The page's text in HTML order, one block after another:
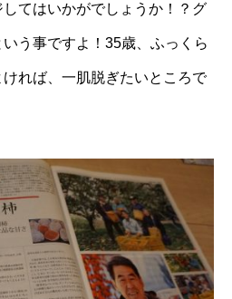
てはいかがでしょうか！？グ
う事ですよ！35歳、ふっくら
れば、一肌脱ぎたいところで